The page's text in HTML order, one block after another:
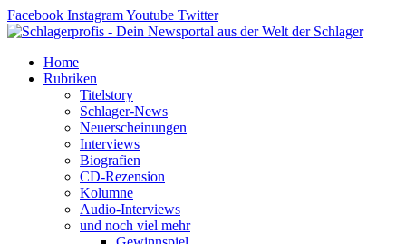
Zum
Inhalt
Facebook InstagramYoutube Twitter
Home
Rubriken
Titelstory
Schlager-News
Neuerscheinungen
Interviews
Biografien
CD-Rezension
Kolumne
Audio-Interviews
und noch viel mehr